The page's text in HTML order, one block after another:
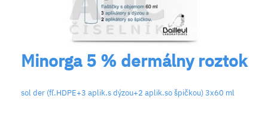
Minorga 5 % dermálny roztok
sol der (fľ.HDPE+3 aplik.s dýzou+2 aplik.so špičkou) 3x60 ml